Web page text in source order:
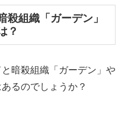
殺組織「ガーデン」
？
暗殺組織「ガーデン」や
るのでしょうか？